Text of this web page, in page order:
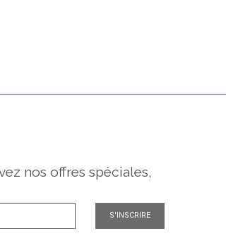
nos offres spéciales,
S'INSCRIRE